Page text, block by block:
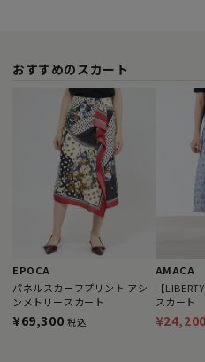
おすすめのスカート
EPOCA
パネルスカーフプリント アシ
ンメトリースカート
¥69,300 税込
AMACA
【
スカート
¥24,200